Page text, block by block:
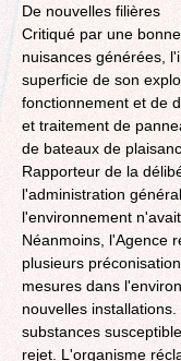
De nouvelles filières
Critiqué par une
nuisances générées,
superficie de son
fonctionnement et de
et traitement de
de bateaux de
Rapporteur de la
l'administration
l'environnement
Néanmoins, l'Agence
plusieurs
mesures dans
nouvelles
substances
rejet. L'organisme